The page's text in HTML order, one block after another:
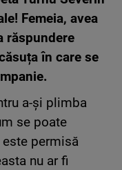
Femeia, avea
răspundere
în care se
a-și plimba
se poate
permisă
nu ar fi